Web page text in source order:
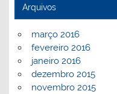
Arquivos
março 2016
fevereiro 2016
janeiro 2016
dezembro 2015
novembro 2015